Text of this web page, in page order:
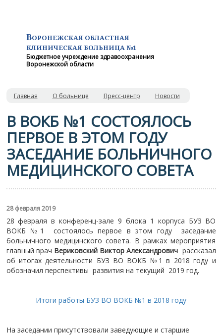
ВОРОНЕЖСКАЯ ОБЛАСТНАЯ
КЛИНИЧЕСКАЯ БОЛЬНИЦА №1
Бюджетное учреждение здравоохранения
Воронежской области
Главная О больнице Пресс-центр Новости
В ВОКБ №1 СОСТОЯЛОСЬ
ПЕРВОЕ В ЭТОМ ГОДУ
ЗАСЕДАНИЕ БОЛЬНИЧНОГО
МЕДИЦИНСКОГО СОВЕТА
28 февраля 2019
28 февраля в конференц-зале 9 блока 1 корпуса БУЗ ВО
ВОКБ №1 состоялось первое в этом году заседание
больничного медицинского совета. В рамках мероприятия
главный врач Вериковский Виктор Александрович рассказал
об итогах деятельности БУЗ ВО ВОКБ №1 в 2018 году и
обозначил перспективы развития на текущий 2019 год.
Итоги работы БУЗ ВО ВОКБ №1 в 2018 году
На заседании присутствовали заведующие и старшие